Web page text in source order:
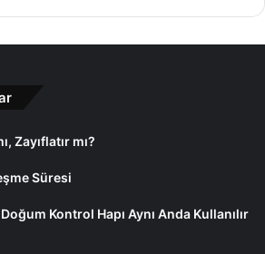
Zayıflatır mı?
Süresi
Kontrol Hapı Aynı Anda Kullanılır